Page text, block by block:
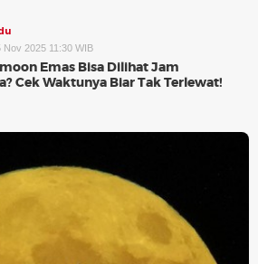
Nov 2025 11:30 WIB
Emas Bisa Dilihat Jam
Cek Waktunya Biar Tak Terlewat!